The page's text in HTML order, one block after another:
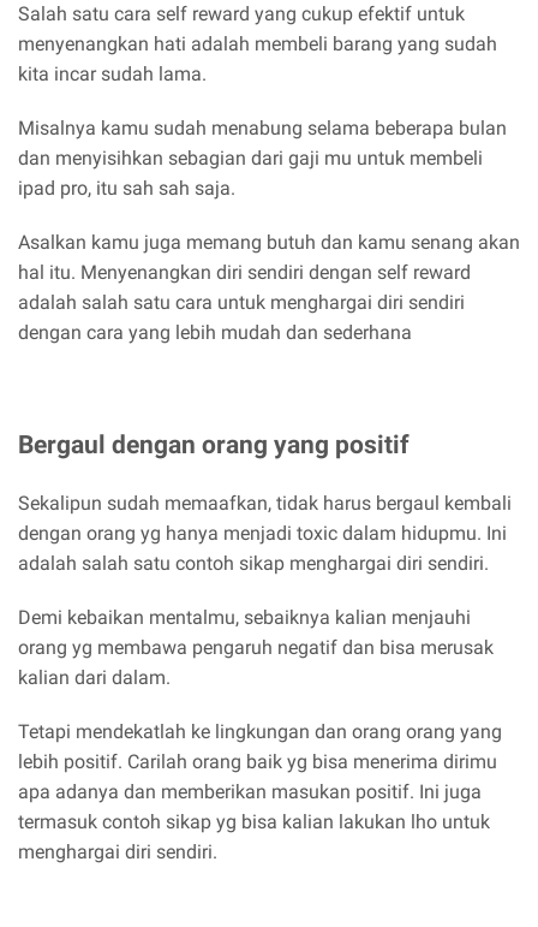
Salah satu cara self reward yang cukup efektif untuk
menyenangkan hati adalah membeli barang yang sudah
kita incar sudah lama.
Misalnya kamu sudah menabung selama beberapa bulan
dan menyisihkan sebagian dari gaji mu untuk membeli
ipad pro, itu sah sah saja.
Asalkan kamu juga memang butuh dan kamu senang akan
hal itu. Menyenangkan diri sendiri dengan self reward
adalah salah satu cara untuk menghargai diri sendiri
dengan cara yang lebih mudah dan sederhana
Bergaul dengan orang yang positif
Sekalipun sudah memaafkan, tidak harus bergaul kembali
dengan orang yg hanya menjadi toxic dalam hidupmu. Ini
adalah salah satu contoh sikap menghargai diri sendiri.
Demi kebaikan mentalmu, sebaiknya kalian menjauhi
orang yg membawa pengaruh negatif dan bisa merusak
kalian dari dalam.
Tetapi mendekatlah ke lingkungan dan orang orang yang
lebih positif. Carilah orang baik yg bisa menerima dirimu
apa adanya dan memberikan masukan positif. Ini juga
termasuk contoh sikap yg bisa kalian lakukan lho untuk
menghargai diri sendiri.